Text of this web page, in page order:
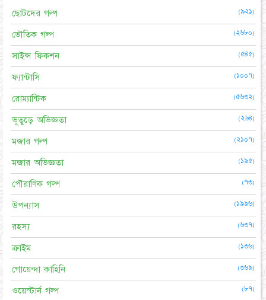
ছোটদের গল্প (৯২১)
ভৌতিক গল্প (২৬৮০)
সাইন্স ফিকশন (৫৪৫)
ফ্যান্টাসি (১০০৭)
রোম্যান্টিক (৫৬৩২)
ভূতুড়ে অভিজ্ঞতা (২৬৪)
মজার গল্প (২১০৭)
মজার অভিজ্ঞতা (১৯৫)
পৌরাণিক গল্প (৭৩)
উপন্যাস (১৯৯৬)
রহস্য (৬৩৭)
ক্রাইম (১৩৬)
গোয়েন্দা কাহিনি (৩৬৯)
ওয়েস্টার্ন গল্প (৮৭)